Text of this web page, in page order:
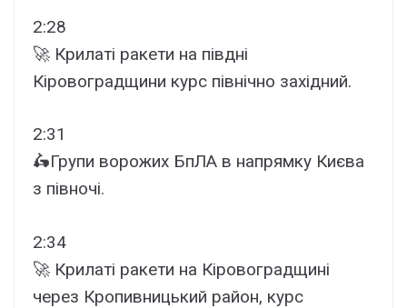
2:28
🚀 Крилаті ракети на півдні
Кіровоградщини курс північно західний.
2:31
🛵Групи ворожих БпЛА в напрямку Києва
з півночі.
2:34
🚀 Крилаті ракети на Кіровоградщині
через Кропивницький район, курс